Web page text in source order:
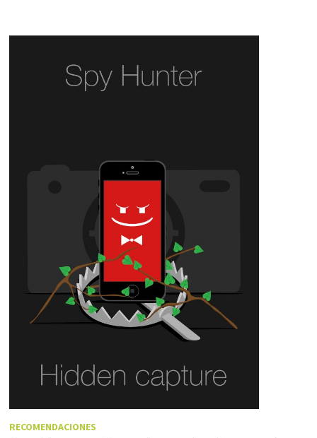
RECOMENDACIONES